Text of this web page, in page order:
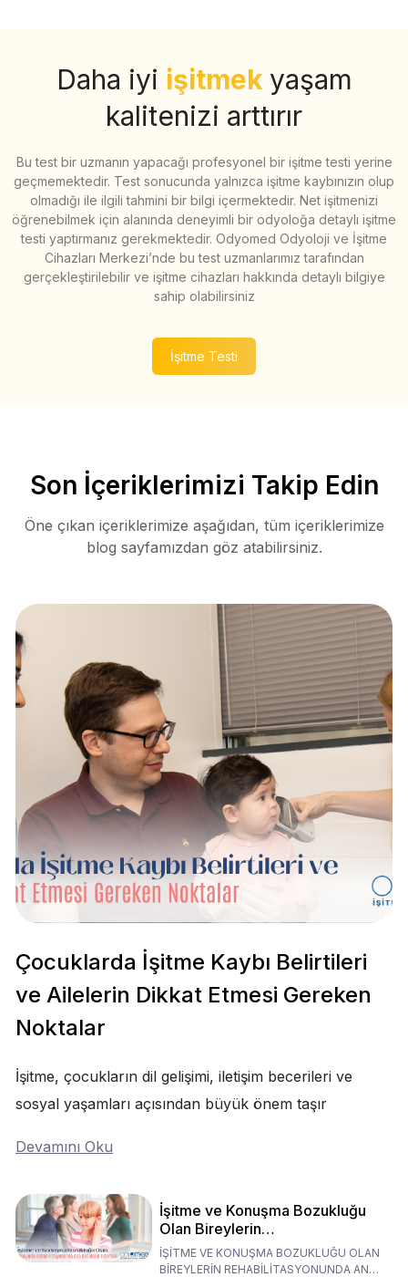
Daha iyi işitmek yaşam
kalitenizi arttırır
Bu test bir uzmanın yapacağı profesyonel bir işitme testi yerine
geçmemektedir. Test sonucunda yalnızca işitme kaybınızın olup
olmadığı ile ilgili tahmini bir bilgi içermektedir. Net işitmenizi
öğrenebilmek için alanında deneyimli bir odyoloğa detaylı işitme
testi yaptırmanız gerekmektedir. Odyomed Odyoloji ve İşitme
Cihazları Merkezi’nde bu test uzmanlarımız tarafından
gerçekleştirilebilir ve işitme cihazları hakkında detaylı bilgiye
sahip olabilirsiniz
İşitme Testi
Son İçeriklerimizi Takip Edin
Öne çıkan içeriklerimize aşağıdan, tüm içeriklerimize
blog sayfamızdan göz atabilirsiniz.
Çocuklarda İşitme Kaybı Belirtileri
ve Ailelerin Dikkat Etmesi Gereken
Noktalar
İşitme, çocukların dil gelişimi, iletişim becerileri ve
sosyal yaşamları açısından büyük önem taşır
Devamını Oku
İşitme ve Konuşma Bozukluğu
Olan Bireylerin
Rehabilitasyonunda Ana
Babaların Tutumları
İŞİTME VE KONUŞMA BOZUKLUĞU OLAN
BİREYLERİN REHABİLİTASYONUNDA ANA